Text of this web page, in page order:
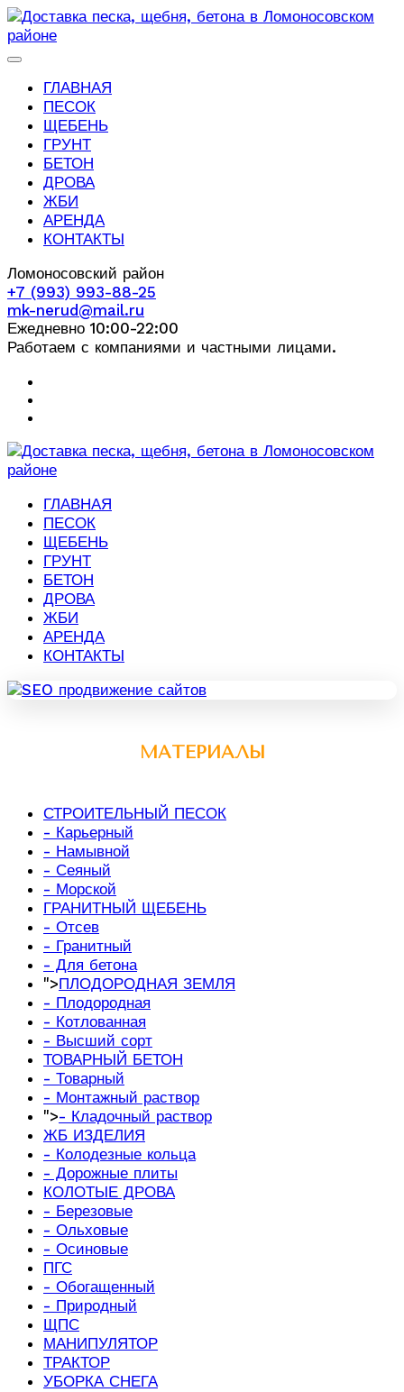
ГЛАВНАЯ
ПЕСОК
ЩЕБЕНЬ
ГРУНТ
БЕТОН
ДРОВА
ЖБИ
АРЕНДА
КОНТАКТЫ
Ломоносовский район
+7 (993) 993-88-25
mk-nerud@mail.ru
Ежедневно 10:00-22:00
Работаем с компаниями и частными лицами.
ГЛАВНАЯ
ПЕСОК
ЩЕБЕНЬ
ГРУНТ
БЕТОН
ДРОВА
ЖБИ
АРЕНДА
КОНТАКТЫ
МАТЕРИАЛЫ
СТРОИТЕЛЬНЫЙ ПЕСОК
- Карьерный
- Намывной
- Сеяный
- Морской
ГРАНИТНЫЙ ЩЕБЕНЬ
- Отсев
- Гранитный
- Для бетона
">ПЛОДОРОДНАЯ ЗЕМЛЯ
- Плодородная
- Котлованная
- Высший сорт
ТОВАРНЫЙ БЕТОН
- Товарный
- Монтажный раствор
">- Кладочный раствор
ЖБ ИЗДЕЛИЯ
- Колодезные кольца
- Дорожные плиты
КОЛОТЫЕ ДРОВА
- Березовые
- Ольховые
- Осиновые
ПГС
- Обогащенный
- Природный
ЩПС
МАНИПУЛЯТОР
ТРАКТОР
УБОРКА СНЕГА